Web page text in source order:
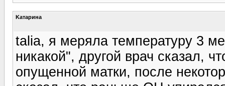
Kатарина
talia, я меряла температуру 3
никакой", другой врач сказал,
опущенной матки, после